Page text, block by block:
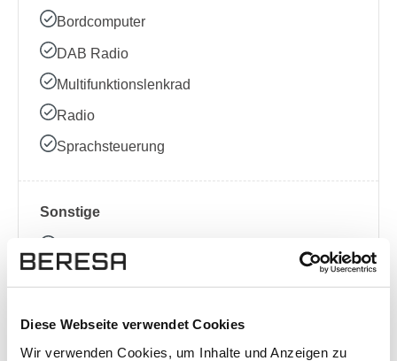
Diese Webseite verwendet Cookies
Wir verwenden Cookies, um Inhalte und Anzeigen zu
Bordcomputer
DAB Radio
Multifunktionslenkrad
Radio
Sprachsteuerung
Sonstige